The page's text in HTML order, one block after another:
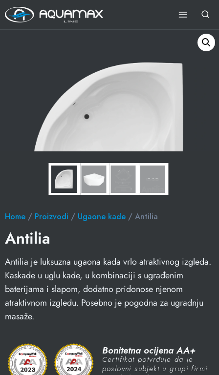
Home / Proizvodi / Ugaone kade / Antilia
Antilia
Antilia je luksuzna ugaona kada vrlo atraktivnog izgleda.
Kaskade u uglu kade, u kombinaciji s ugrađenim
baterijama i slapom, dodatno pridonose njenom
atraktivnom izgledu. Posebno je pogodna za ugradnju
masaže.
Bonitetna ocijena AA+
Certifikat potvrđuje da je
poslovni subjekt u grupi firmi